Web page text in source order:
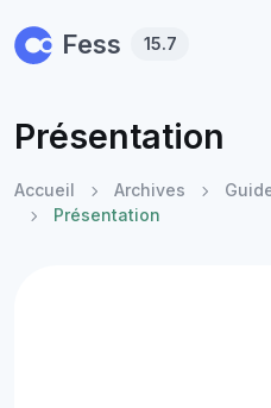
Fess 15.7
Présentation
Accueil Archives
Présentation